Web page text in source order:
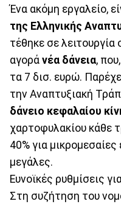
Ένα ακόμη εργαλείο,
της Ελληνικής
τέθηκε σε λειτουργία
αγορά νέα δάνεια,
τα 7 δισ. ευρώ.
την Αναπτυξιακή
δάνειο κεφαλαίου
χαρτοφυλακίου κάθε
40% για μικρομεσαίες
μεγάλες.
Ευνοϊκές ρυθμίσεις
Στη συζήτηση του